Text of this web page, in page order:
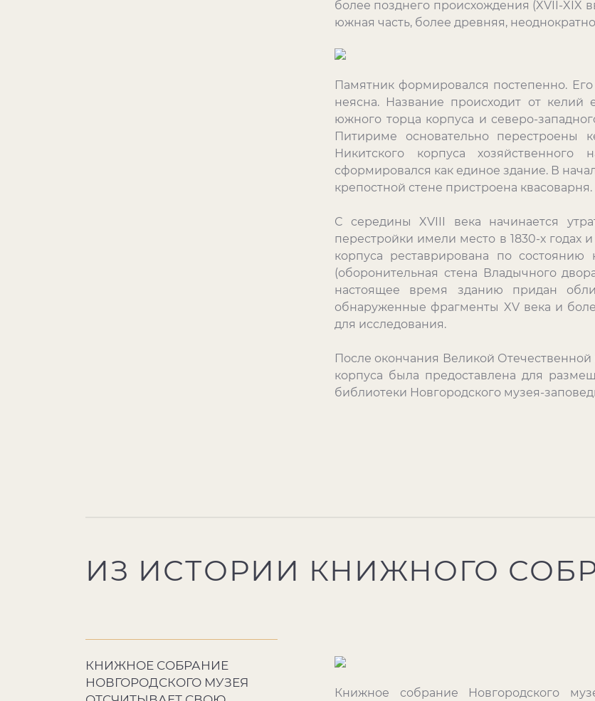
более позднего происхождения (XVII-XIX
южная часть, более древняя,
Памятник формировался постепенно.
неясна. Название происходит от келий
южного торца корпуса и северо-
Питириме основательно перестроены
Никитского корпуса хозяйственного
сформировался как единое здание. В
крепостной стене пристроена квасоварня.
С середины XVIII века начинается
перестройки имели место в 1830-х годах
корпуса реставрирована по
(оборонительная стена Владычного
настоящее время зданию придан
обнаруженные фрагменты XV века и
для исследования.
После окончания Великой Отечественной
корпуса была предоставлена для
библиотеки Новгородского музея-
ИЗ ИСТОРИИ КНИЖНОГО
КНИЖНОЕ СОБРАНИЕ
НОВГОРОДСКОГО МУЗЕЯ
Книжное собрание Новгородского